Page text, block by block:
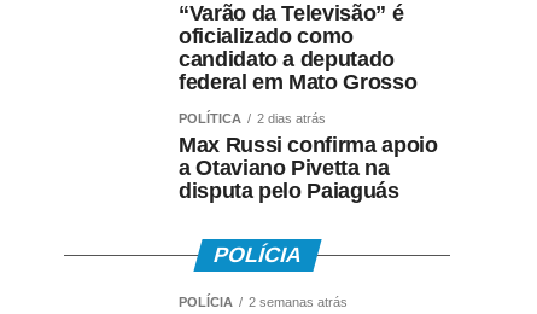
“Varão da Televisão” é
oficializado como
candidato a deputado
federal em Mato Grosso
POLÍTICA 2 dias atrás
Max Russi confirma apoio
a Otaviano Pivetta na
disputa pelo Paiaguás
POLÍCIA
POLÍCIA 2 semanas atrás